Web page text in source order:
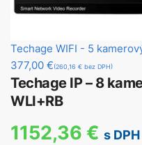
Techage WIFI - 5
377,00 €(260,16 € bez DPH)
Techage IP – 8
WLI+RB
1152,36 € s DPH